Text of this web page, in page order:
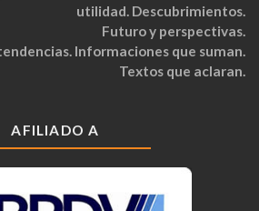
utilidad. Descubrimientos.
Futuro y perspectivas.
Informaciones que suman.
Textos que aclaran.
AFILIADO A